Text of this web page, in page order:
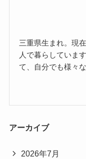
三重県生まれ。現
人で暮らしていま
て、自分でも様々
アーカイブ
2026年7月